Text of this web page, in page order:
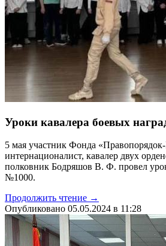
Уроки кавалера боевых
5 мая участник Фонда
интернационалист, кавалер двух
полковник Бодряшов В. Ф. провел
№1000.
Продолжить чтение →
Опубликовано 05.05.2024 в 11:28